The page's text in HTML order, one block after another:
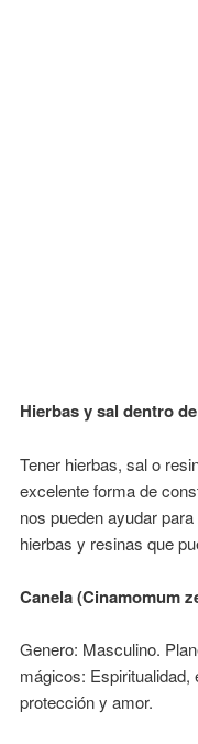
Hierbas y sal dentro
Tener hierbas, sal o
excelente forma de
nos pueden ayudar
hierbas y resinas que
Canela (Cinamomum
Genero: Masculino.
mágicos:
protección y amor.